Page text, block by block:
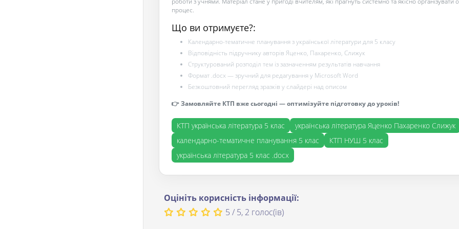
процес.
Що ви отримуєте?:
Календарно-тематичне планування з української літератури для 5 класу
Відповідність підручнику авторів Яценко, Пахаренко, Слижук
Структурований розподіл тем із зазначенням результатів навчання
Формат .docx — зручний для редагування у Microsoft Word
Безкоштовний перегляд зразків у слайдері над описом
👉 Замовляйте КТП вже сьогодні — оптимізуйте підготовку до уроків!
КТП українська література 5 клас
українська література Яценко Пахаренко Слижук
календарно-тематичне планування 5 клас
КТП НУШ 5 клас
українська література 5 клас .docx
Оцініть корисність інформації:
5 / 5, 2 голос(ів)